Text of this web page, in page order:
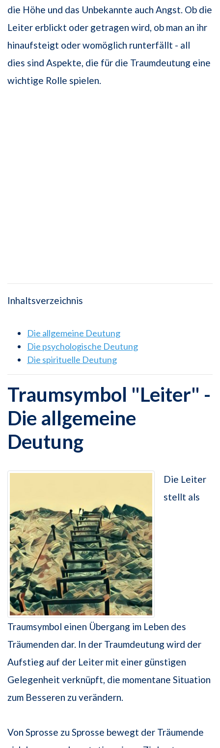
die Höhe und das Unbekannte auch Angst. Ob die
Leiter erblickt oder getragen wird, ob man an ihr
hinaufsteigt oder womöglich runterfällt - all
dies sind Aspekte, die für die Traumdeutung eine
wichtige Rolle spielen.
Inhaltsverzeichnis
Die allgemeine Deutung
Die psychologische Deutung
Die spirituelle Deutung
Traumsymbol "Leiter" -
Die allgemeine
Deutung
Die Leiter
stellt als
Traumsymbol einen Übergang im Leben des
Träumenden dar. In der Traumdeutung wird der
Aufstieg auf der Leiter mit einer günstigen
Gelegenheit verknüpft, die momentane Situation
zum Besseren zu verändern.
Von Sprosse zu Sprosse bewegt der Träumende